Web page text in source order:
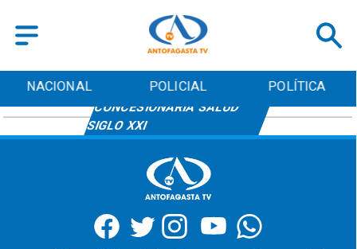
NACIONAL POLICIAL POLÍTICA
CONCESIONARIA SALUD
SIGLO XXI